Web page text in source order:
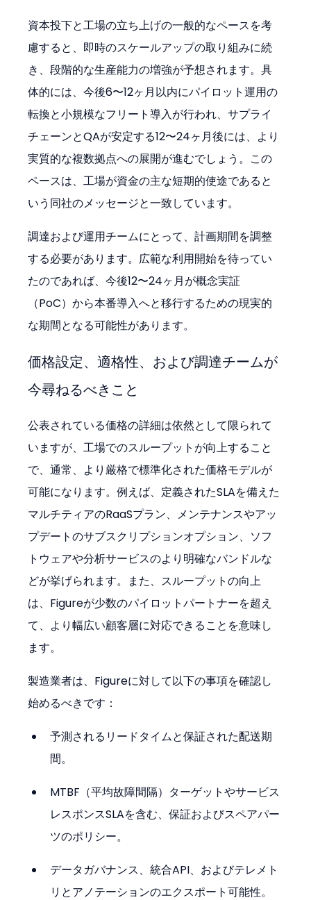
資本投下と工場の立ち上げの一般的なペースを考
慮すると、即時のスケールアップの取り組みに続
き、段階的な生産能力の増強が予想されます。具
体的には、今後6〜12ヶ月以内にパイロット運用の
転換と小規模なフリート導入が行われ、サプライ
チェーンとQAが安定する12〜24ヶ月後には、より
実質的な複数拠点への展開が進むでしょう。この
ペースは、工場が資金の主な短期的使途であると
いう同社のメッセージと一致しています。
調達および運用チームにとって、計画期間を調整
する必要があります。広範な利用開始を待ってい
たのであれば、今後12〜24ヶ月が概念実証
（PoC）から本番導入へと移行するための現実的
な期間となる可能性があります。
価格設定、適格性、および調達チームが
今尋ねるべきこと
公表されている価格の詳細は依然として限られて
いますが、工場でのスループットが向上すること
で、通常、より厳格で標準化された価格モデルが
可能になります。例えば、定義されたSLAを備えた
マルチティアのRaaSプラン、メンテナンスやアッ
プデートのサブスクリプションオプション、ソフ
トウェアや分析サービスのより明確なバンドルな
どが挙げられます。また、スループットの向上
は、Figureが少数のパイロットパートナーを超え
て、より幅広い顧客層に対応できることを意味し
ます。
製造業者は、Figureに対して以下の事項を確認し
始めるべきです：
予測されるリードタイムと保証された配送期
間。
MTBF（平均故障間隔）ターゲットやサービス
レスポンスSLAを含む、保証およびスペアパー
ツのポリシー。
データガバナンス、統合API、およびテレメト
リとアノテーションのエクスポート可能性。